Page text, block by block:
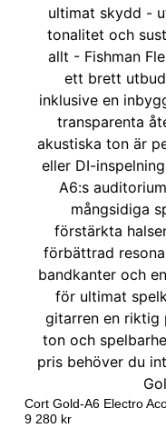
Cort Gold-A6 Electro
9 280 kr